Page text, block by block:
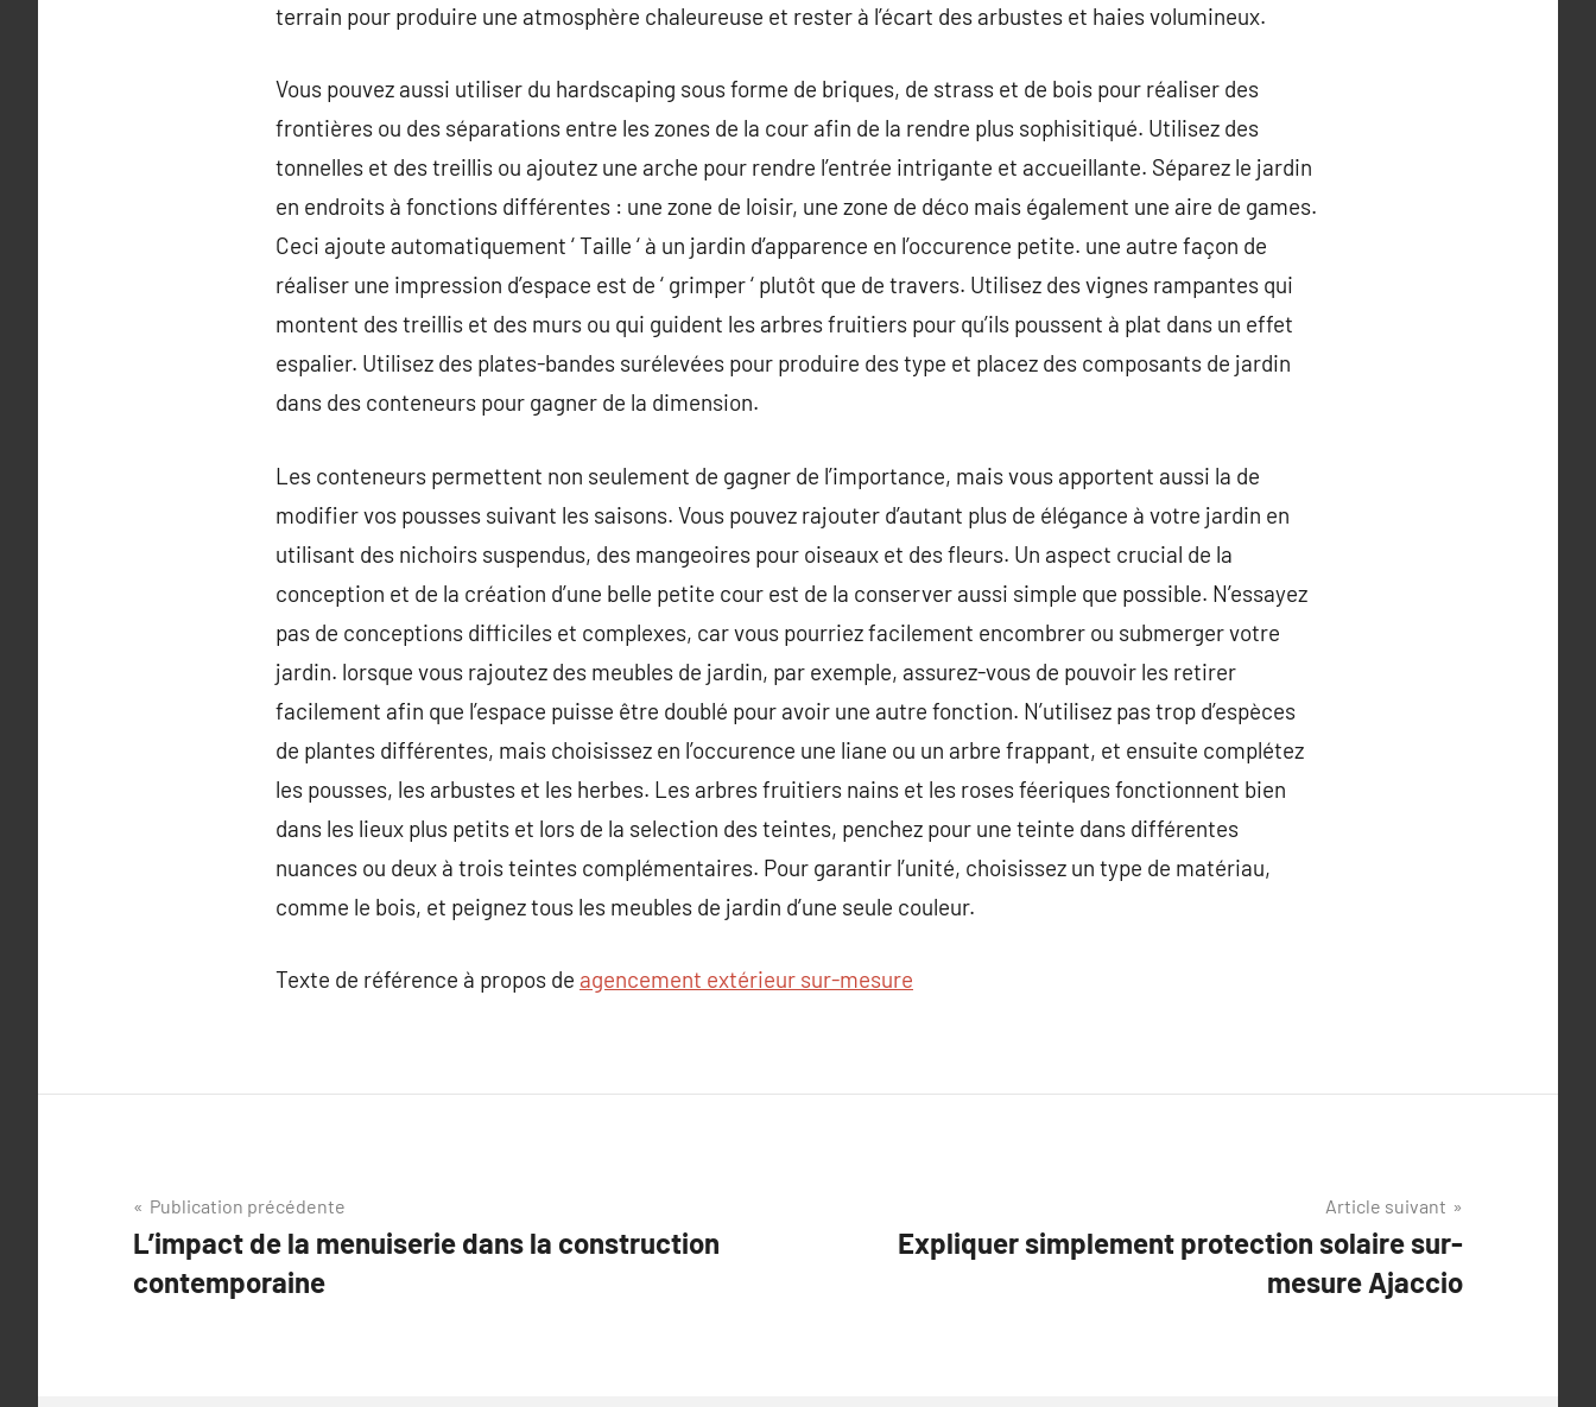
terrain pour produire une atmosphère chaleureuse et rester à l’écart des arbustes et haies volumineux.
Vous pouvez aussi utiliser du hardscaping sous forme de briques, de strass et de bois pour réaliser des
frontières ou des séparations entre les zones de la cour afin de la rendre plus sophisitiqué. Utilisez des
tonnelles et des treillis ou ajoutez une arche pour rendre l’entrée intrigante et accueillante. Séparez le jardin
en endroits à fonctions différentes : une zone de loisir, une zone de déco mais également une aire de games.
Ceci ajoute automatiquement ‘ Taille ‘ à un jardin d’apparence en l’occurence petite. une autre façon de
réaliser une impression d’espace est de ‘ grimper ‘ plutôt que de travers. Utilisez des vignes rampantes qui
montent des treillis et des murs ou qui guident les arbres fruitiers pour qu’ils poussent à plat dans un effet
espalier. Utilisez des plates-bandes surélevées pour produire des type et placez des composants de jardin
dans des conteneurs pour gagner de la dimension.
Les conteneurs permettent non seulement de gagner de l’importance, mais vous apportent aussi la de
modifier vos pousses suivant les saisons. Vous pouvez rajouter d’autant plus de élégance à votre jardin en
utilisant des nichoirs suspendus, des mangeoires pour oiseaux et des fleurs. Un aspect crucial de la
conception et de la création d’une belle petite cour est de la conserver aussi simple que possible. N’essayez
pas de conceptions difficiles et complexes, car vous pourriez facilement encombrer ou submerger votre
jardin. lorsque vous rajoutez des meubles de jardin, par exemple, assurez-vous de pouvoir les retirer
facilement afin que l’espace puisse être doublé pour avoir une autre fonction. N’utilisez pas trop d’espèces
de plantes différentes, mais choisissez en l’occurence une liane ou un arbre frappant, et ensuite complétez
les pousses, les arbustes et les herbes. Les arbres fruitiers nains et les roses féeriques fonctionnent bien
dans les lieux plus petits et lors de la selection des teintes, penchez pour une teinte dans différentes
nuances ou deux à trois teintes complémentaires. Pour garantir l’unité, choisissez un type de matériau,
comme le bois, et peignez tous les meubles de jardin d’une seule couleur.
Texte de référence à propos de agencement extérieur sur-mesure
Navigation
de
l’article
Publication précédente
L’impact de la menuiserie dans la construction
contemporaine
Article suivant
Expliquer simplement protection solaire sur-
mesure Ajaccio